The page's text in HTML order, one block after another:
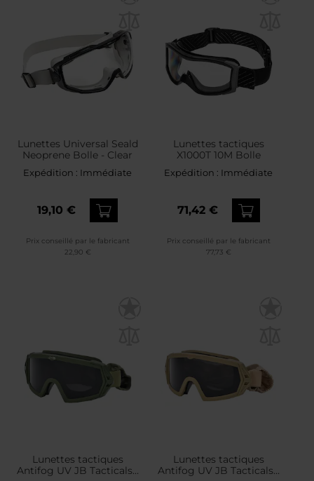
Lunettes Universal Seald
Neoprene Bolle - Clear
Expédition : Immédiate
19,10 €
Prix conseillé par le fabricant
22,90 €
Lunettes tactiques
X1000T 10M Bolle
Expédition : Immédiate
71,42 €
Prix conseillé par le fabricant
77,73 €
Lunettes tactiques
Antifog UV JB Tacticals -
Lunettes tactiques
Antifog UV JB Tacticals -